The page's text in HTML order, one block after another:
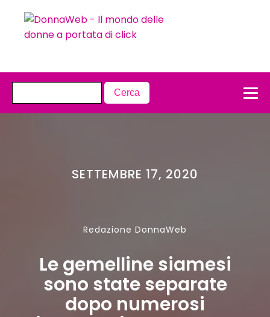
SETTEMBRE 17, 2020
Redazione DonnaWeb
Le gemelline siamesi
sono state separate
dopo numerosi